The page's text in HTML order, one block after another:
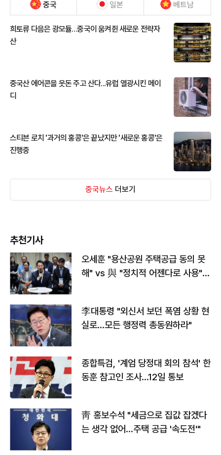
중국 일본 베트남
희토류 다음은 광모듈…중국이 움켜쥔 새로운 전략자
산
중국산 에어콘을 웃돈 주고 산다...유럽 열광시킨 메이
디
스티븐 로치 '과거의 홍콩'은 끝났지만 '새로운 홍콩'은
진행중
중국뉴스 더보기
추천기사
오세훈 "용산공원 주택공급 동의 못
해" vs 與 "정치적 어젠다로 사용"
李대통령 "외신서 보던 폭염 상황 현
실로…모든 행정력 총동원하라"
종합특검, '계엄 당정대 회의 참석' 한
동훈 참고인 조사...12일 통보
靑 홍보수석 "세금으로 집값 잡겠다
는 생각 없어…주택 공급 '속도전'"